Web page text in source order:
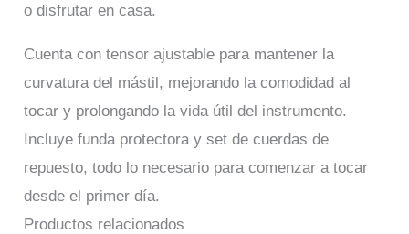
o disfrutar en casa.
Cuenta con tensor ajustable para mantener la
curvatura del mástil, mejorando la comodidad al
tocar y prolongando la vida útil del instrumento.
Incluye funda protectora y set de cuerdas de
repuesto, todo lo necesario para comenzar a tocar
desde el primer día.
Productos relacionados